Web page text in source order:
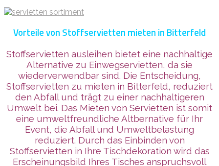
Vorteile von Stoffservietten mieten in Bitterfeld
Stoffservietten ausleihen bietet eine nachhaltige
Alternative zu Einwegservietten, da sie
wiederverwendbar sind. Die Entscheidung,
Stoffservietten zu mieten in Bitterfeld, reduziert
den Abfall und trägt zu einer nachhaltigeren
Umwelt bei. Das Mieten von Servietten ist somit
eine umweltfreundliche Altbernative für Ihr
Event, die Abfall und Umweltbelastung
reduziert. Durch das Einbinden von
Stoffservietten in Ihre Tischdekoration wird das
Erscheinungsbild Ihres Tisches anspruchsvoll